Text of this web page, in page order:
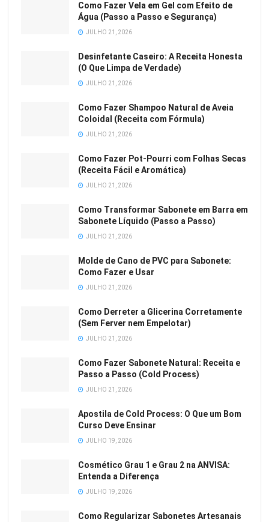
Como Fazer Vela em Gel com Efeito de
Água (Passo a Passo e Segurança)
JULHO 21, 2026
Desinfetante Caseiro: A Receita Honesta
(O Que Limpa de Verdade)
JULHO 21, 2026
Como Fazer Shampoo Natural de Aveia
Coloidal (Receita com Fórmula)
JULHO 21, 2026
Como Fazer Pot-Pourri com Folhas Secas
(Receita Fácil e Aromática)
JULHO 21, 2026
Como Transformar Sabonete em Barra em
Sabonete Líquido (Passo a Passo)
JULHO 21, 2026
Molde de Cano de PVC para Sabonete:
Como Fazer e Usar
JULHO 21, 2026
Como Derreter a Glicerina Corretamente
(Sem Ferver nem Empelotar)
JULHO 21, 2026
Como Fazer Sabonete Natural: Receita e
Passo a Passo (Cold Process)
JULHO 21, 2026
Apostila de Cold Process: O Que um Bom
Curso Deve Ensinar
JULHO 19, 2026
Cosmético Grau 1 e Grau 2 na ANVISA:
Entenda a Diferença
JULHO 19, 2026
Como Regularizar Sabonetes Artesanais